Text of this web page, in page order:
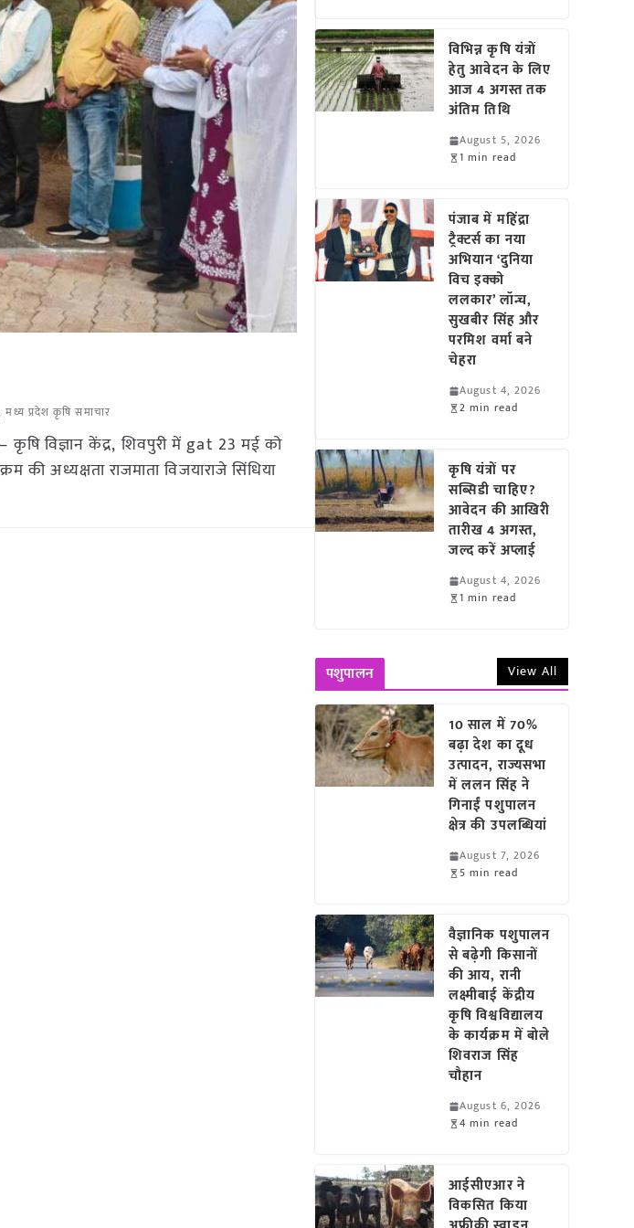
मध्य प्रदेश कृषि समाचार
विज्ञान केंद्र, शिवपुरी में gat 23 मई को
की अध्यक्षता राजमाता विजयाराजे सिंधिया
विभिन्न कृषि यंत्रों
हेतु आवेदन के लिए
आज 4 अगस्त तक
अंतिम तिथि
August 5, 2026
1 min read
पंजाब में महिंद्रा
ट्रैक्टर्स का नया
अभियान ‘दुनिया
विच इक्को
ललकार’ लॉन्च,
सुखबीर सिंह और
परमिश वर्मा बने
चेहरा
August 4, 2026
2 min read
कृषि यंत्रों पर
सब्सिडी चाहिए?
आवेदन की आखिरी
तारीख 4 अगस्त,
जल्द करें अप्लाई
August 4, 2026
1 min read
पशुपालन View All
10 साल में 70%
बढ़ा देश का दूध
उत्पादन, राज्यसभा
में ललन सिंह ने
गिनाईं पशुपालन
क्षेत्र की उपलब्धियां
August 7, 2026
5 min read
वैज्ञानिक पशुपालन
से बढ़ेगी किसानों
की आय, रानी
लक्ष्मीबाई केंद्रीय
कृषि विश्वविद्यालय
के कार्यक्रम में बोले
शिवराज सिंह
चौहान
August 6, 2026
4 min read
आईसीएआर ने
विकसित किया